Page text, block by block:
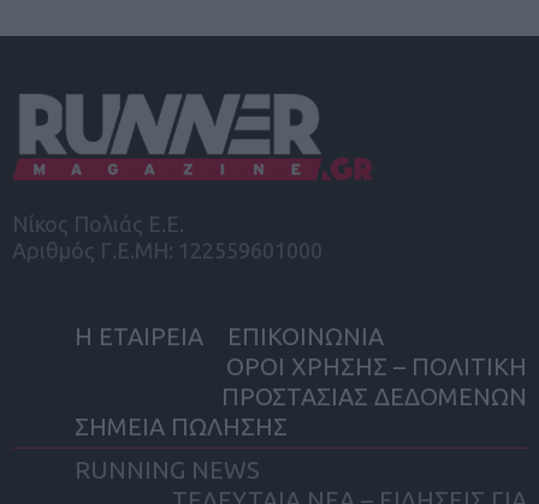
Νίκος Πολιάς Ε.Ε.
Αριθμός Γ.Ε.ΜΗ: 122559601000
Η ΕΤΑΙΡΕΙΑ
ΕΠΙΚΟΙΝΩΝΙΑ
ΟΡΟΙ ΧΡΗΣΗΣ – ΠΟΛΙΤΙΚΗ
ΠΡΟΣΤΑΣΙΑΣ ΔΕΔΟΜΕΝΩΝ
ΣΗΜΕΙΑ ΠΩΛΗΣΗΣ
RUNNING NEWS